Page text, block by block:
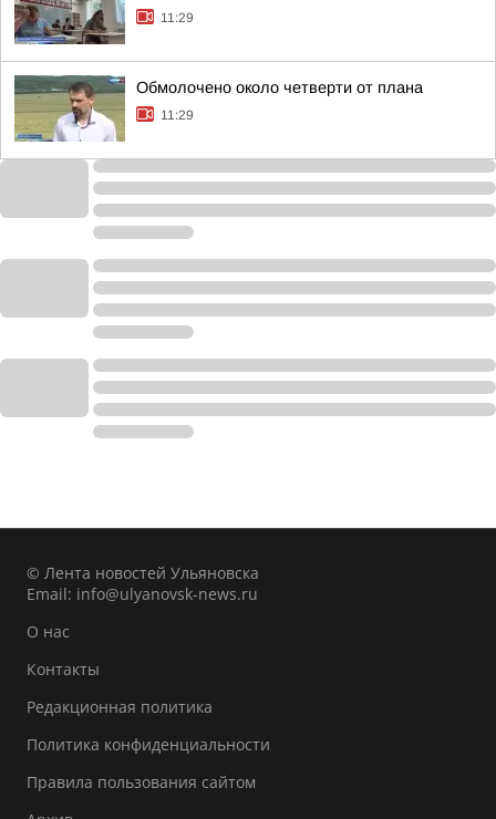
11:29
Обмолочено около четверти от плана
11:29
© Лента новостей Ульяновска
Email: info@ulyanovsk-news.ru
О нас
Контакты
Редакционная политика
Политика конфиденциальности
Правила пользования сайтом